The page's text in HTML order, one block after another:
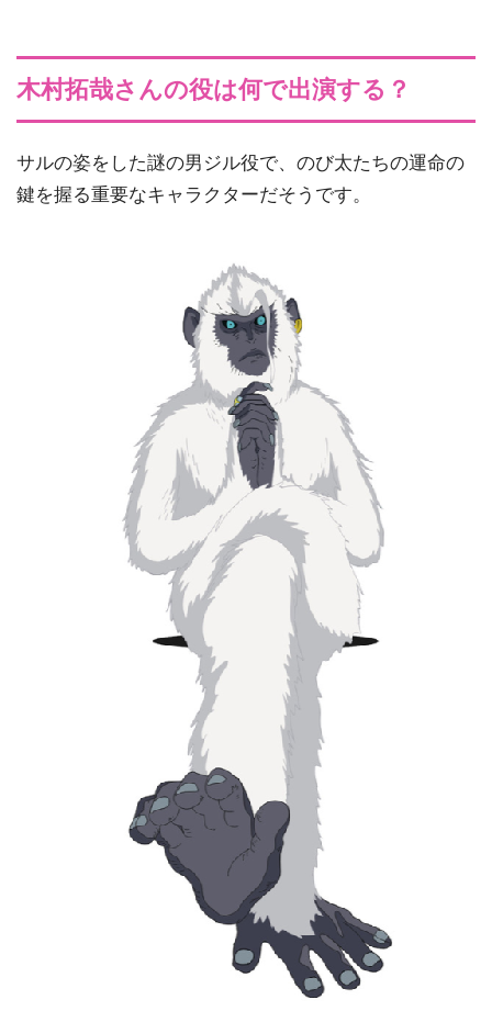
木村拓哉さんの役は何で出演する？
サルの姿をした謎の男ジル役で、のび太たちの運命の
鍵を握る重要なキャラクターだそうです。